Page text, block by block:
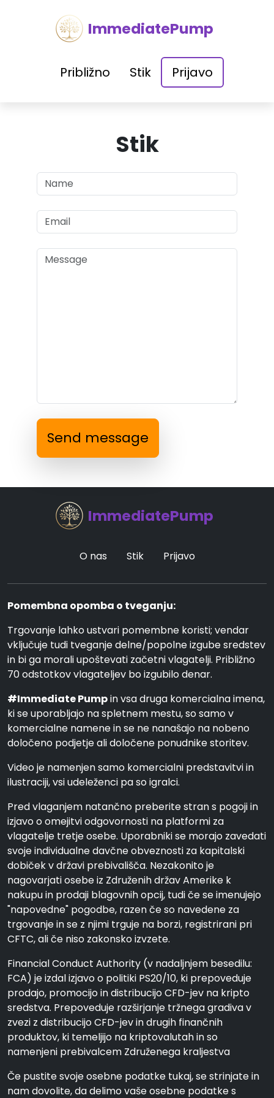
ImmediatePump
Približno Stik Prijavo
Stik
Send message
ImmediatePump
O nas Stik Prijavo
Pomembna opomba o tveganju:
Trgovanje lahko ustvari pomembne koristi; vendar
vključuje tudi tveganje delne/popolne izgube sredstev
in bi ga morali upoštevati začetni vlagatelji. Približno
70 odstotkov vlagateljev bo izgubilo denar.
#Immediate Pumpin vsa druga komercialna imena,
ki se uporabljajo na spletnem mestu, so samo v
komercialne namene in se ne nanašajo na nobeno
določeno podjetje ali določene ponudnike storitev.
Video je namenjen samo komercialni predstavitvi in
ilustraciji, vsi udeleženci pa so igralci.
Pred vlaganjem natančno preberite stran s pogoji in
izjavo o omejitvi odgovornosti na platformi za
vlagatelje tretje osebe. Uporabniki se morajo zavedati
svoje individualne davčne obveznosti za kapitalski
dobiček v državi prebivališča. Nezakonito je
nagovarjati osebe iz Združenih držav Amerike k
nakupu in prodaji blagovnih opcij, tudi če se imenujejo
"napovedne" pogodbe, razen če so navedene za
trgovanje in se z njimi trguje na borzi, registrirani pri
CFTC, ali če niso zakonsko izvzete.
Financial Conduct Authority (v nadaljnjem besedilu:
FCA) je izdal izjavo o politiki PS20/10, ki prepoveduje
prodajo, promocijo in distribucijo CFD-jev na kripto
sredstva. Prepoveduje razširjanje tržnega gradiva v
zvezi z distribucijo CFD-jev in drugih finančnih
produktov, ki temeljijo na kriptovalutah in so
namenjeni prebivalcem Združenega kraljestva
Če pustite svoje osebne podatke tukaj, se strinjate in
nam dovolite, da delimo vaše osebne podatke s